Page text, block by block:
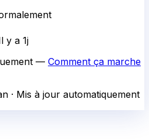
y a 1j
— Comment ça marche
· Mis à jour automatiquement